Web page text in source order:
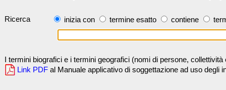
Ricerca inizia con termine esatto contiene
I termini biografici e i termini geografici (nomi di persone,
Link PDF al Manuale applicativo di soggettazione ad uso degli